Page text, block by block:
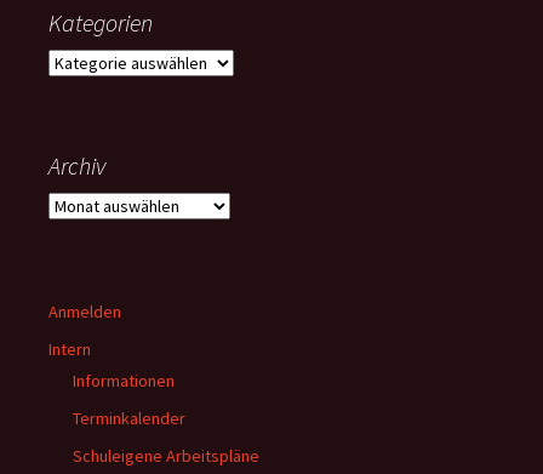
Kategorien
Kategorien
Archiv
Archiv
Anmelden
Intern
Informationen
Terminkalender
Schuleigene Arbeitspläne